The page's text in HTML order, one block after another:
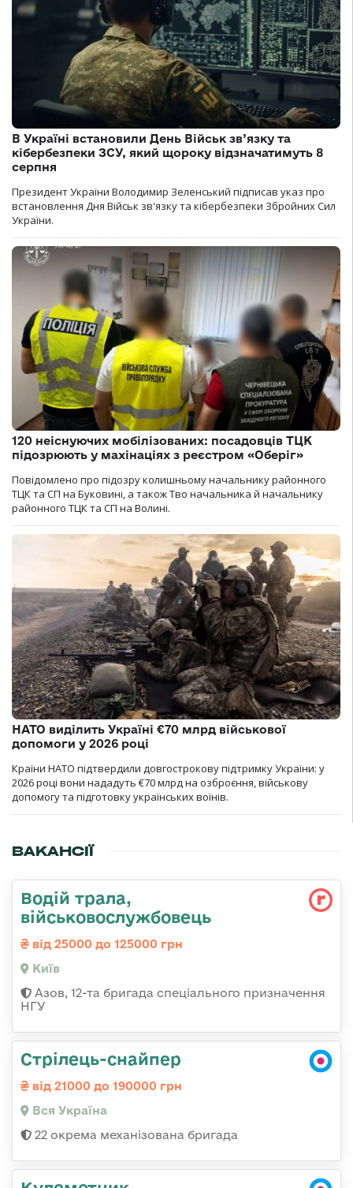
В Україні встановили День Військ зв’язку та
кібербезпеки ЗСУ, який щороку відзначатимуть 8
серпня
Президент України Володимир Зеленський підписав указ про
встановлення Дня Військ зв'язку та кібербезпеки Збройних Сил
України.
120 неіснуючих мобілізованих: посадовців ТЦК
підозрюють у махінаціях з реєстром «Оберіг»
Повідомлено про підозру колишньому начальнику районного
ТЦК та СП на Буковині, а також Тво начальника й начальнику
районного ТЦК та СП на Волині.
НАТО виділить Україні €70 млрд військової
допомоги у 2026 році
Країни НАТО підтвердили довгострокову підтримку України: у
2026 році вони нададуть €70 млрд на озброєння, військову
допомогу та підготовку українських воїнів.
ВАКАНСІЇ
Водій трала,
військовослужбовець
від 25000 до 125000 грн
Київ
Азов, 12-та бригада спеціального призначення
НГУ
Стрілець-снайпер
від 21000 до 190000 грн
Вся Україна
22 окрема механізована бригада